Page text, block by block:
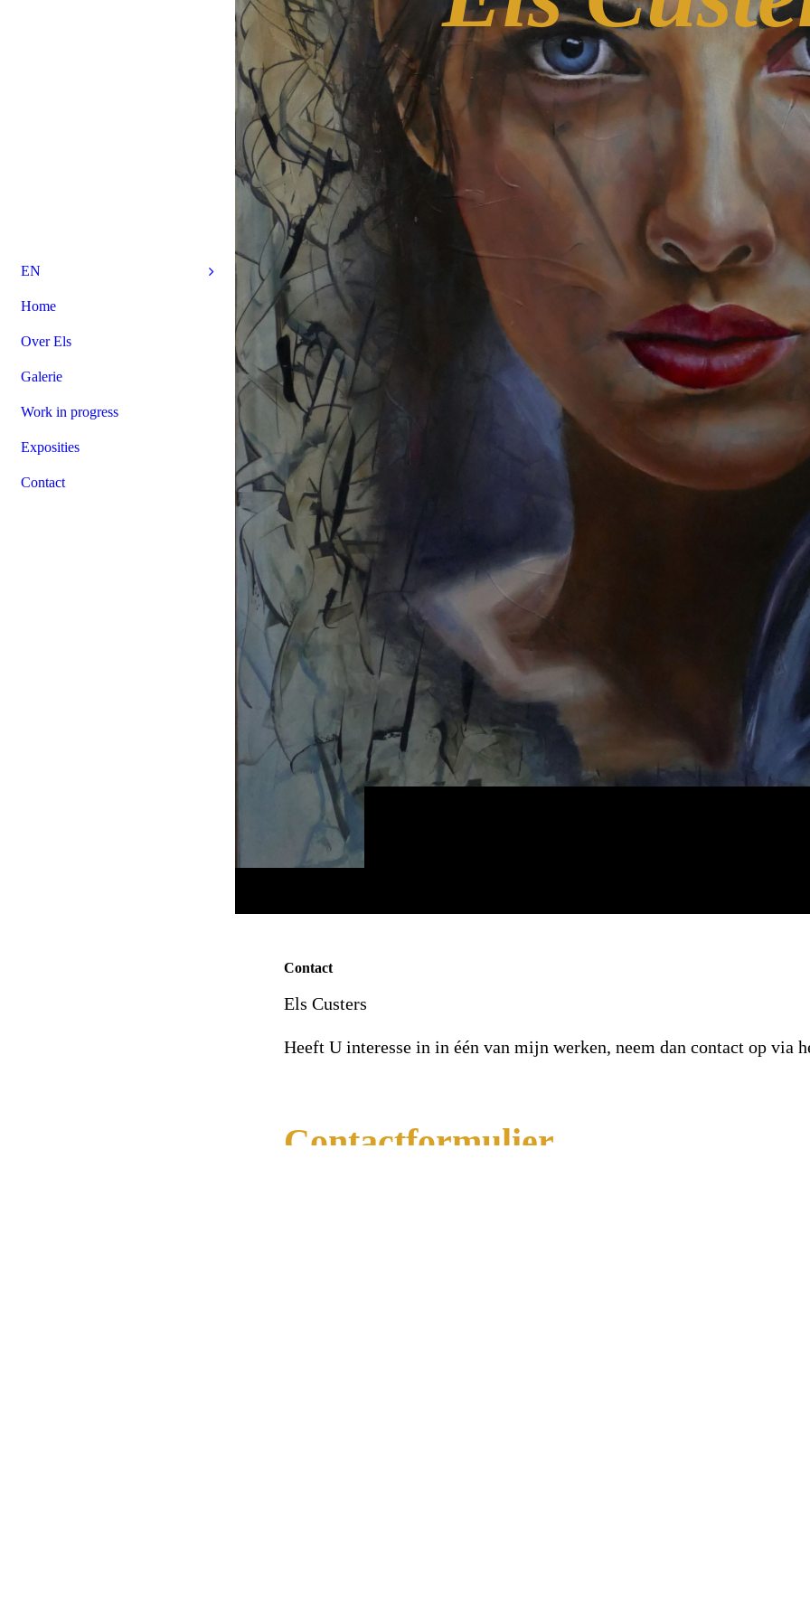
Contact
Els Custers
Heeft U interesse in in één van mijn werken, neem dan contact op via
Contactformulier
EN
Home
Over Els
Galerie
Work in progress
Exposities
Contact